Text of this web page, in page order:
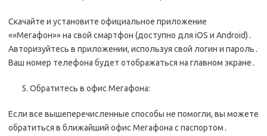
Скачайте и установите официальное приложение
«»Мегафон»» на свой смартфон (доступно для iOS и Android)․
Авторизуйтесь в приложении, используя свой логин и пароль․
Ваш номер телефона будет отображаться на главном экране․
Обратитесь в офис Мегафона:
Если все вышеперечисленные способы не помогли, вы можете
обратиться в ближайший офис Мегафона с паспортом․